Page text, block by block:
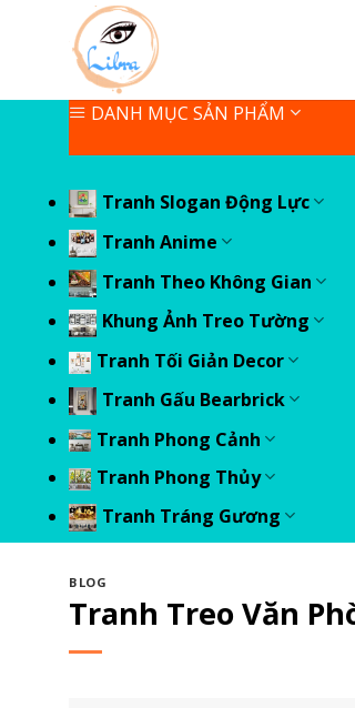
DANH MỤC SẢN PHẨM
Tranh Slogan Động Lực
Tranh Anime
Tranh Theo Không Gian
Khung Ảnh Treo Tường
Tranh Tối Giản Decor
Tranh Gấu Bearbrick
Tranh Phong Cảnh
Tranh Phong Thủy
Tranh Tráng Gương
BLOG
Tranh Treo Văn